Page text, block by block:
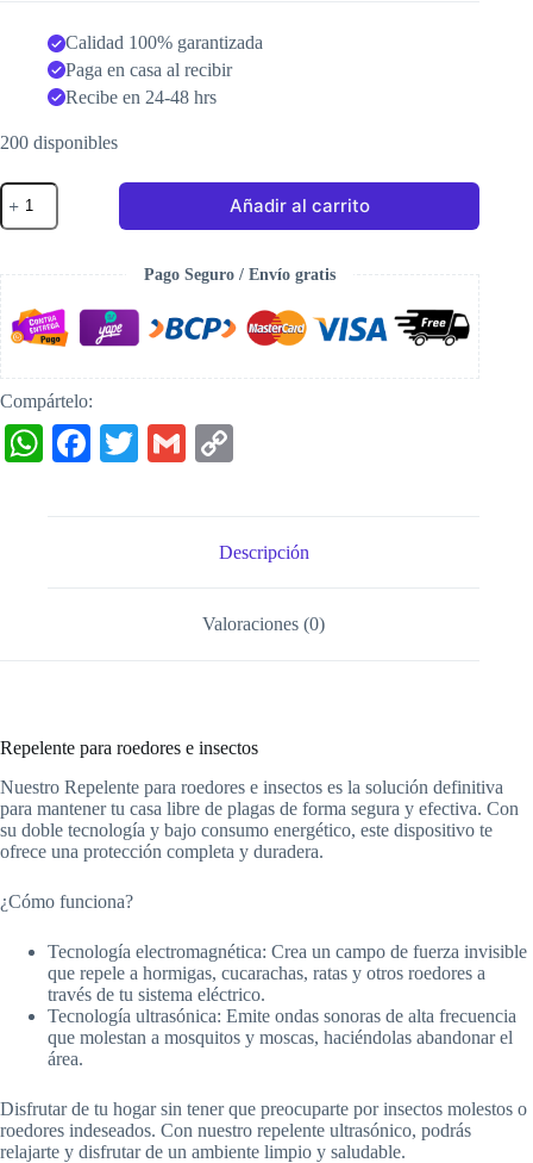
Calidad 100% garantizada
Paga en casa al recibir
Recibe en 24-48 hrs
200 disponibles
Repelente
para
roedores
insectos
Pack
de
3
cantidad
Añadir al carrito
Pago Seguro / Envío gratis
Compártelo:
W
ts
pp
Fa
bo
T
tte
G
ail y
Li
nk
Descripción
Valoraciones (0)
Repelente para roedores e insectos
Nuestro Repelente para roedores e insectos es la solución definitiva
para mantener tu casa libre de plagas de forma segura y efectiva. Con
su doble tecnología y bajo consumo energético, este dispositivo te
ofrece una protección completa y duradera.
¿Cómo funciona?
Tecnología electromagnética: Crea un campo de fuerza invisible
que repele a hormigas, cucarachas, ratas y otros roedores a
través de tu sistema eléctrico.
Tecnología ultrasónica: Emite ondas sonoras de alta frecuencia
que molestan a mosquitos y moscas, haciéndolas abandonar el
área.
Disfrutar de tu hogar sin tener que preocuparte por insectos molestos o
roedores indeseados. Con nuestro repelente ultrasónico, podrás
relajarte y disfrutar de un ambiente limpio y saludable.